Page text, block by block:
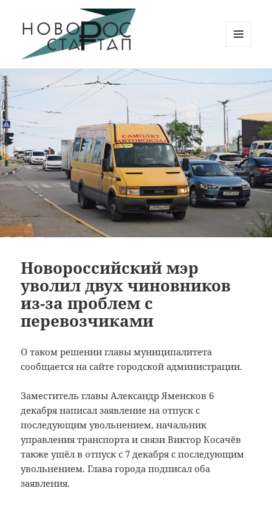
Новорос Стартап
ВИДЖЕТЫ
Новороссийский мэр
уволил двух чиновников
из-за проблем с
перевозчиками
О таком решении главы муниципалитета
сообщается на сайте городской администрации.
Заместитель главы Александр Яменсков 6
декабря написал заявление на отпуск с
последующим увольнением, начальник
управления транспорта и связи Виктор Косачёв
также ушёл в отпуск с 7 декабря с последующим
увольнением. Глава города подписал оба
заявления.